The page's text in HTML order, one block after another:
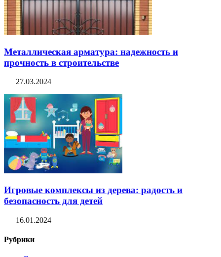
Металлическая арматура: надежность и
прочность в строительстве
27.03.2024
Игровые комплексы из дерева: радость и
безопасность для детей
16.01.2024
Рубрики